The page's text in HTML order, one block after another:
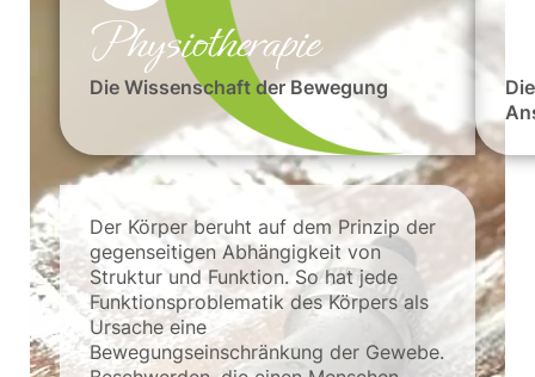
Physiotherapie
Die Wissenschaft der Bewegung
Der Körper beruht auf dem Prinzip der
gegenseitigen Abhängigkeit von
Struktur und Funktion. So hat jede
Funktionsproblematik des Körpers als
Ursache eine
Bewegungseinschränkung der Gewebe.